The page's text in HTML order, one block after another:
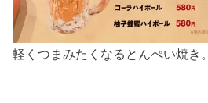
軽くつまみたくなるとんぺい焼き。